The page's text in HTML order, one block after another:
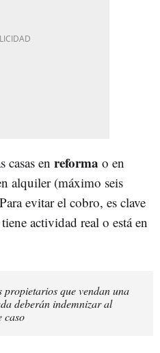
casas en reforma o en
alquiler (máximo seis
evitar el cobro, es clave
actividad real o está en
propietarios que vendan una
deberán indemnizar al
caso